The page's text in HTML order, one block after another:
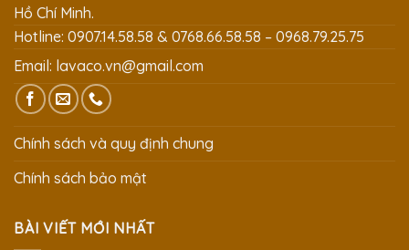
Hồ Chí Minh.
Hotline: 0907.14.58.58 & 0768.66.58.58 – 0968.79.25.75
Email: lavaco.vn@gmail.com
Chính sách và quy định chung
Chính sách bảo mật
BÀI VIẾT MỚI NHẤT